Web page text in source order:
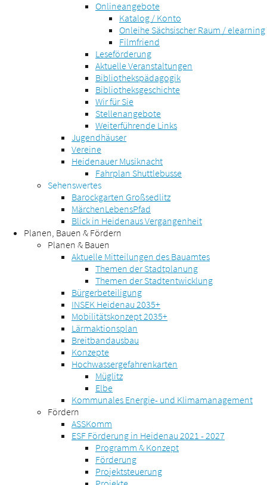
Onlineangebote
Katalog / Konto
Onleihe Sächsischer Raum / elearning
Filmfriend
Leseförderung
Aktuelle Veranstaltungen
Bibliothekspädagogik
Bibliotheksgeschichte
Wir für Sie
Stellenangebote
Weiterführende Links
Jugendhäuser
Vereine
Heidenauer Musiknacht
Fahrplan Shuttlebusse
Sehenswertes
Barockgarten Großsedlitz
MärchenLebensPfad
Blick in Heidenaus Vergangenheit
Planen, Bauen & Fördern
Planen & Bauen
Aktuelle Mitteilungen des Bauamtes
Themen der Stadtplanung
Themen der Stadtentwicklung
Bürgerbeteiligung
INSEK Heidenau 2035+
Mobilitätskonzept 2035+
Lärmaktionsplan
Breitbandausbau
Konzepte
Hochwassergefahrenkarten
Müglitz
Elbe
Kommunales Energie- und Klimamanagement
Fördern
ASSKomm
ESF Förderung in Heidenau 2021 - 2027
Programm & Konzept
Förderung
Projektsteuerung